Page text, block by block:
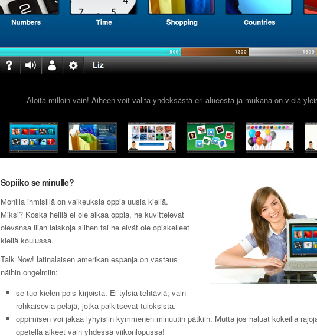
Aloita milloin vain! Aiheen voit valita yhdeksästä eri alueesta ja mukana on vielä
Sopiiko se minulle?
Monilla ihmisillä on vaikeuksia oppia uusia kieliä.
Miksi? Koska heillä ei ole aikaa oppia, he kuvittelevat
olevansa liian laiskoja siihen tai he eivät ole opiskelleet
kieliä koulussa.
Talk Now! latinalaisen amerikan espanja on vastaus
näihin ongelmiin:
se tuo kielen pois kirjoista. Ei tylsiä tehtäviä; vain
rohkaisevia pelajä, jotka palkitsevat tuloksista.
oppimisen voi jakaa lyhyisiin kymmenen minuutin pätkiin. Mutta jos haluat kokeilla
opetella alkeet vain yhdessä viikonlopussa!